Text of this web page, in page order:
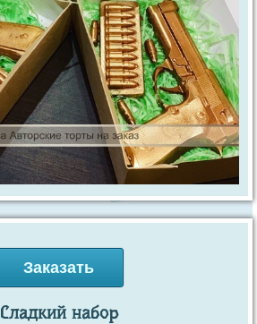
Заказать
Сладкий набор